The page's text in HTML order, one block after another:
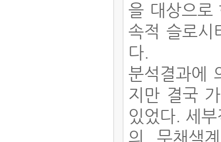
을 대상으로
속적 슬로시
다.
분석결과에
지만 결국
있었다. 세
의 무채색계